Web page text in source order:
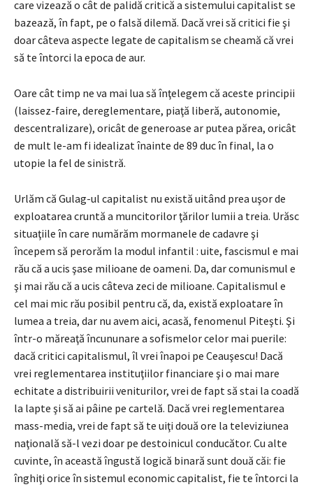
care vizează o cât de palidă critică a sistemului capitalist se
bazează, în fapt, pe o falsă dilemă. Dacă vrei să critici fie şi
doar câteva aspecte legate de capitalism se cheamă că vrei
să te întorci la epoca de aur.
Oare cât timp ne va mai lua să înţelegem că aceste principii
(laissez-faire, dereglementare, piaţă liberă, autonomie,
descentralizare), oricât de generoase ar putea părea, oricât
de mult le-am fi idealizat înainte de 89 duc în final, la o
utopie la fel de sinistră.
Urlăm că Gulag-ul capitalist nu există uitând prea uşor de
exploatarea cruntă a muncitorilor ţărilor lumii a treia. Urăsc
situaţiile în care numărăm mormanele de cadavre şi
începem să perorăm la modul infantil : uite, fascismul e mai
rău că a ucis şase milioane de oameni. Da, dar comunismul e
şi mai rău că a ucis câteva zeci de milioane. Capitalismul e
cel mai mic rău posibil pentru că, da, există exploatare în
lumea a treia, dar nu avem aici, acasă, fenomenul Piteşti. Şi
într-o măreaţă încununare a sofismelor celor mai puerile:
dacă critici capitalismul, îl vrei înapoi pe Ceauşescu! Dacă
vrei reglementarea instituţiilor financiare şi o mai mare
echitate a distribuirii veniturilor, vrei de fapt să stai la coadă
la lapte şi să ai pâine pe cartelă. Dacă vrei reglementarea
mass-media, vrei de fapt să te uiţi două ore la televiziunea
naţională să-l vezi doar pe destoinicul conducător. Cu alte
cuvinte, în această îngustă logică binară sunt două căi: fie
înghiţi orice în sistemul economic capitalist, fie te întorci la